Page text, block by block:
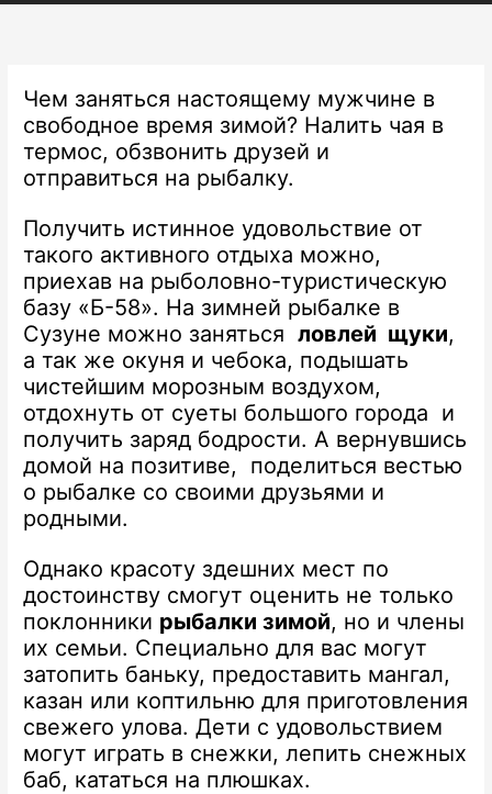
g
Чем заняться настоящему мужчине в
свободное время зимой? Налить чая в
термос, обзвонить друзей и
отправиться на рыбалку.
Получить истинное удовольствие от
такого активного отдыха можно,
приехав на рыболовно-туристическую
базу «Б-58». На зимней рыбалке в
Сузуне можно занятьсяловлей щуки,
а так же окуня и чебока, подышать
чистейшим морозным воздухом,
отдохнуть от суеты большого города и
получить заряд бодрости. А вернувшись
домой на позитиве, поделиться вестью
о рыбалке со своими друзьями и
родными.
Однако красоту здешних мест по
достоинству смогут оценить не только
поклонники рыбалки зимой, но и члены
их семьи. Специально для вас могут
затопить баньку, предоставить мангал,
казан или коптильню для приготовления
свежего улова. Дети с удовольствием
могут играть в снежки, лепить снежных
баб, кататься на плюшках.